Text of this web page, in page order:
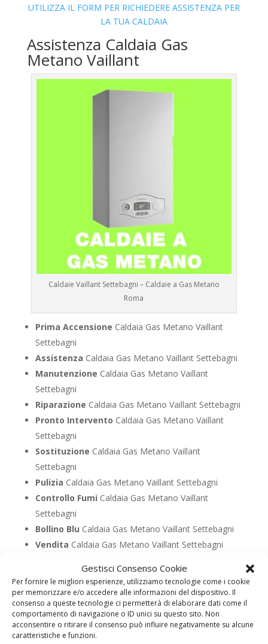
Gestisci Consenso Cookie
Per fornire le migliori esperienze, utilizziamo tecnologie come i cookie
per memorizzare e/o accedere alle informazioni del dispositivo. Il
consenso a queste tecnologie ci permetterà di elaborare dati come il
comportamento di navigazione o ID unici su questo sito. Non
acconsentire o ritirare il consenso può influire negativamente su alcune
caratteristiche e funzioni.
UTILIZZA IL FORM PER RICHIEDERE ASSISTENZA PER
LA TUA CALDAIA
Assistenza Caldaia Gas
Metano Vaillant
Caldaie Vaillant Settebagni – Caldaie a Gas Metano
Roma
Prima Accensione Caldaia Gas Metano Vaillant
Settebagni
Assistenza Caldaia Gas Metano Vaillant Settebagni
Manutenzione Caldaia Gas Metano Vaillant
Settebagni
Riparazione Caldaia Gas Metano Vaillant Settebagni
Pronto Intervento Caldaia Gas Metano Vaillant
Settebagni
Sostituzione Caldaia Gas Metano Vaillant
Settebagni
Pulizia Caldaia Gas Metano Vaillant Settebagni
Controllo Fumi Caldaia Gas Metano Vaillant
Settebagni
Bollino Blu Caldaia Gas Metano Vaillant Settebagni
Vendita Caldaia Gas Metano Vaillant Settebagni
UTILIZZA IL FORM PER RICHIEDERE ASSISTENZA PER
LA TUA CALDAIA
Assistenza Caldaia Gasolio